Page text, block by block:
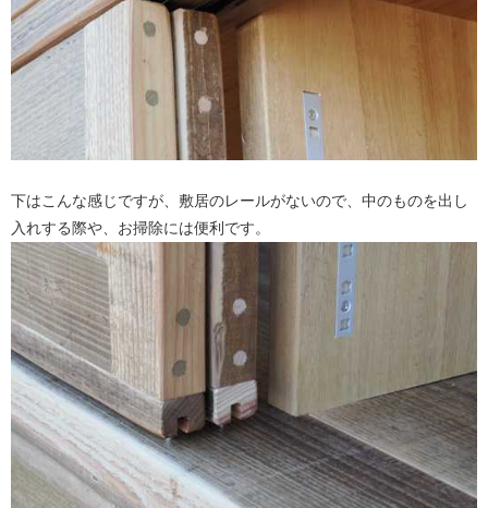
下はこんな感じですが、敷居のレールがないので、中のものを出し
入れする際や、お掃除には便利です。